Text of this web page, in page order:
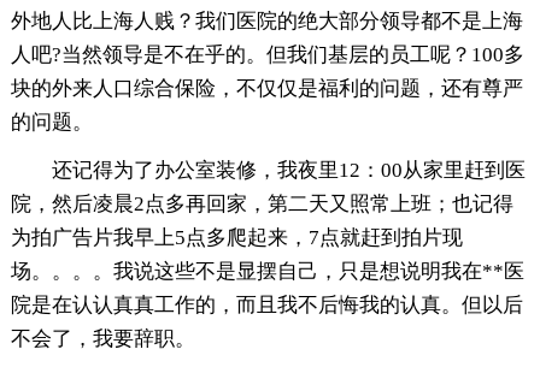
外地人比上海人贱？我们医院的绝大部分领导都不是上海
人吧?当然领导是不在乎的。但我们基层的员工呢？100多
块的外来人口综合保险，不仅仅是福利的问题，还有尊严
的问题。
还记得为了办公室装修，我夜里12：00从家里赶到医
院，然后凌晨2点多再回家，第二天又照常上班；也记得
为拍广告片我早上5点多爬起来，7点就赶到拍片现
场。。。。我说这些不是显摆自己，只是想说明我在**医
院是在认认真真工作的，而且我不后悔我的认真。但以后
不会了，我要辞职。